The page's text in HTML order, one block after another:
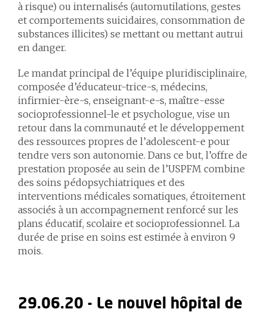
à risque) ou internalisés (automutilations, gestes
et comportements suicidaires, consommation de
substances illicites) se mettant ou mettant autrui
en danger.
Le mandat principal de l’équipe pluridisciplinaire,
composée d’éducateur-trice-s, médecins,
infirmier-ère-s, enseignant-e-s, maître-esse
socioprofessionnel-le et psychologue, vise un
retour dans la communauté et le développement
des ressources propres de l’adolescent-e pour
tendre vers son autonomie. Dans ce but, l’offre de
prestation proposée au sein de l’USPFM combine
des soins pédopsychiatriques et des
interventions médicales somatiques, étroitement
associés à un accompagnement renforcé sur les
plans éducatif, scolaire et socioprofessionnel. La
durée de prise en soins est estimée à environ 9
mois.
29.06.20 - Le nouvel hôpital de